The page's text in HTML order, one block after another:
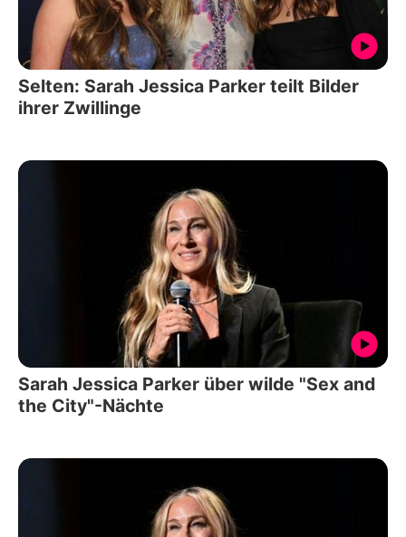
Selten: Sarah Jessica Parker teilt Bilder
ihrer Zwillinge
Sarah Jessica Parker über wilde "Sex and
the City"-Nächte